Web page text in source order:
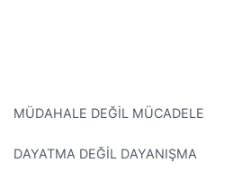
MÜDAHALE DEĞİL MÜCADELE
DAYATMA DEĞİL DAYANIŞMA